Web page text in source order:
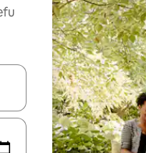
vitufe vya vishale vya